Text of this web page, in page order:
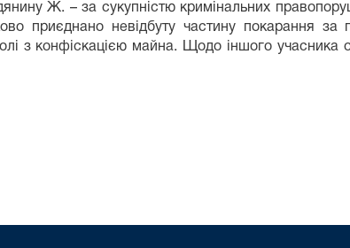
Ж. – за сукупністю кримінальних
приєднано невідбуту частину покарання за
з конфіскацією майна. Щодо іншого учасника